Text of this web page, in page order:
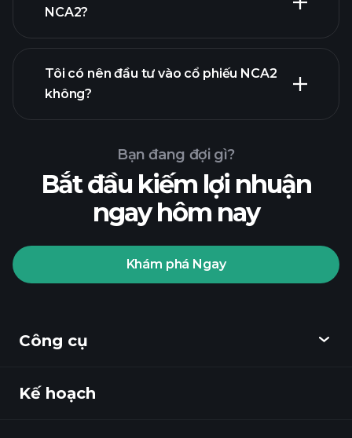
báo cáo
tài chính
NCA2?
Playtrade
Tournaments
nhà môi
Tôi có nên đầu tư vào cổ phiếu NCA2
không?
thông tin thị trường hàng ngày sử dụng
Bạn đang đợi gì?
Bắt đầu kiếm lợi nhuận
ngay hôm nay
Khám phá Ngay
Công cụ
Khám phá
Kế hoạch